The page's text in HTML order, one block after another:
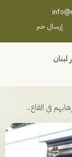
رميش جنوب - لبنان
إرسال خبر
لبنان
في القاع...